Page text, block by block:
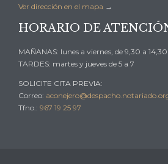
Ver dirección en el mapa →
HORARIO DE
MAÑANAS: lunes a viernes, de 9,30 a 14,30
TARDES: martes y jueves de 5 a 7
SOLICITE CITA PREVIA:
Correo:
Tfno.: 967 19 25 97